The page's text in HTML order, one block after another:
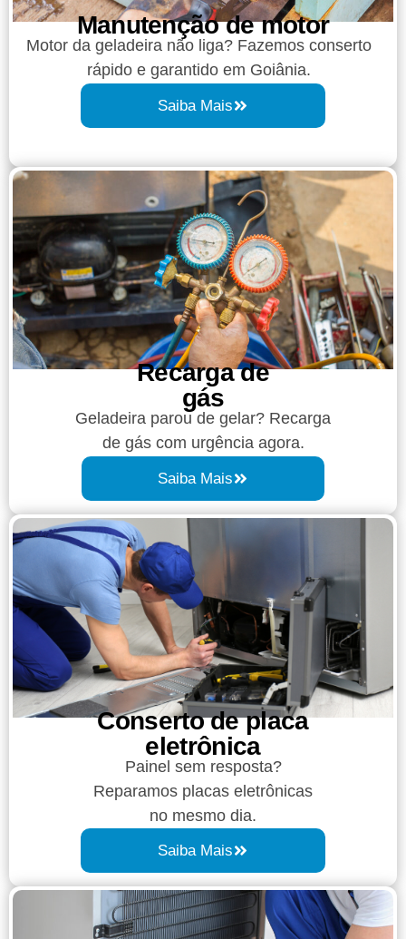
Manutenção de motor
Motor da geladeira não liga? Fazemos conserto
rápido e garantido em Goiânia.
Saiba Mais
Recarga de
gás
Geladeira parou de gelar? Recarga
de gás com urgência agora.
Saiba Mais
Conserto de placa
eletrônica
Painel sem resposta?
Reparamos placas eletrônicas
no mesmo dia.
Saiba Mais